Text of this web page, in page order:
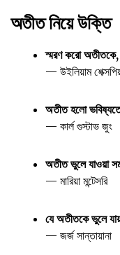
অতীত নিয়ে উক্তি
স্মরণ করো অতীতকে,
— উইলিয়াম
অতীত হলো
— কার্ল গুস্টাভ জুং
অতীত ভুলে যাওয়া
— মারিয়া মন্টেসরি
যে অতীতকে ভুলে
— জর্জ সান্তায়ানা